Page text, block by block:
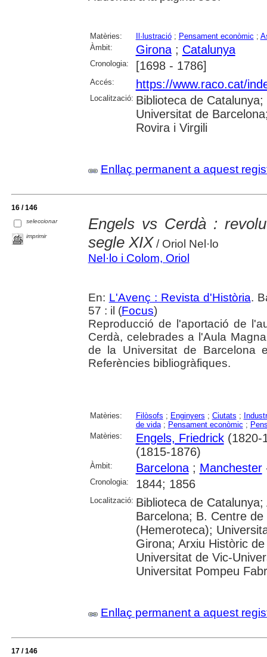
Matèries: Il·lustració; Pensament econòmic ;
Àmbit:
Girona; Catalunya
Cronologia: [1698 - 1786]
Accés: https://www.raco.cat/
Localització: Biblioteca de
Universitat de
Rovira i Virgili
Enllaç permanent a aquest
16 / 146
seleccionar
imprimir
Engels vs Cerdà :
segle XIX / Oriol Nel·lo
Nel·lo i Colom, Oriol
En: L'Avenç : Revista d'Història.
57 : il (Focus)
Reproducció de l'aportació de
Cerdà, celebrades a l'Aula
de la Universitat de
Referències bibliogràfiques.
Matèries: Filòsofs ; Enginyers ; Ciutats ;
de vida; Pensament econòmic ;
Matèries:
Engels, Friedrick(1820-
(1815-1876)
Àmbit: Barcelona; Manchester
Cronologia: 1844; 1856
Localització: Biblioteca de
Barcelona; B. Centre
(Hemeroteca);
Girona; Arxiu Històric
Universitat de Vic-
Universitat Pompeu
Enllaç permanent a aquest
17 / 146